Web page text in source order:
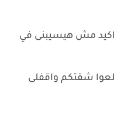
اكيد مش هيسيبنى في
شقتكم واقفلى